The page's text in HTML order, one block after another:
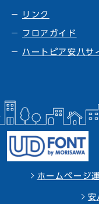
リンク
フロアガイド
ハートピア安八サ
ホームページ
安